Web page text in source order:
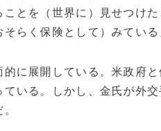
とを（世界に）見せつけ
らく保険として）みている
に展開している。米政府
いる。しかし、金氏が外